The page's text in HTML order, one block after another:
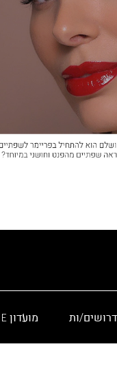
דרושים/ות מועדון KIKO ME